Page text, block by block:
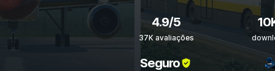
4.9/5
37K avaliações
Seguro